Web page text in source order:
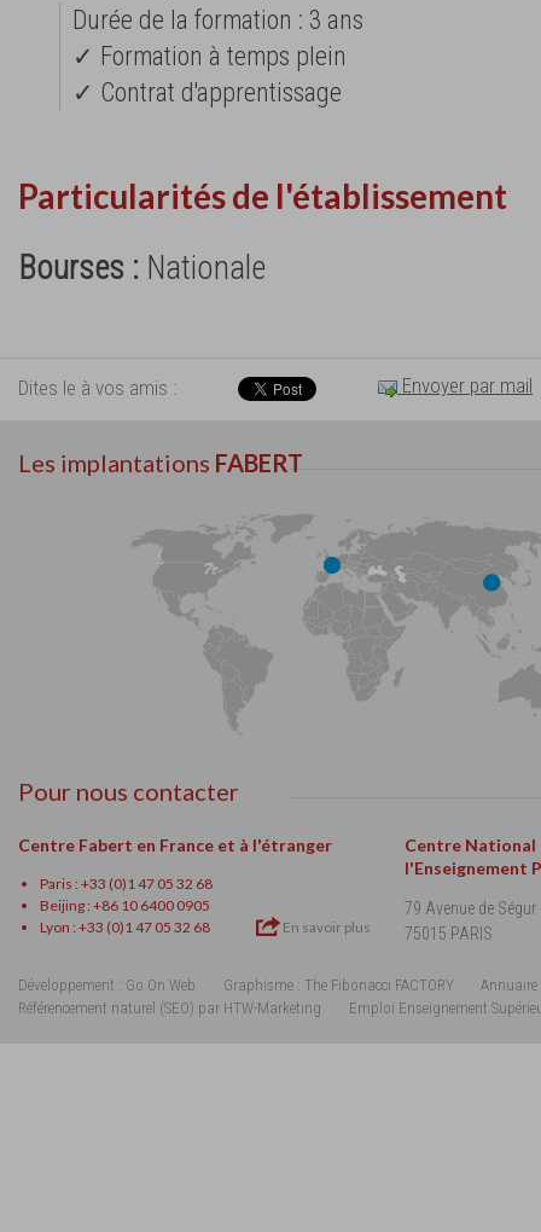
Durée de la formation : 3 ans
✓ Formation à temps plein
✓ Contrat d'apprentissage
Particularités de l'établissement
Bourses : Nationale
Dites le à vos amis : Envoyer par mail
Les implantations FABERT
Pour nous contacter
Centre Fabert en France et à l'étranger
Paris : +33 (0)1 47 05 32 68
Beijing : +86 10 6400 0905
Lyon : +33 (0)1 47 05 32 68
En savoir plus
Centre National
l'Enseignement
79 Avenue de Ségur
75015 PARIS
Développement : Go On Web Graphisme : The Fibonacci FACTORY
Annuaire
Référencement naturel (SEO) par HTW-Marketing
Emploi Enseignement